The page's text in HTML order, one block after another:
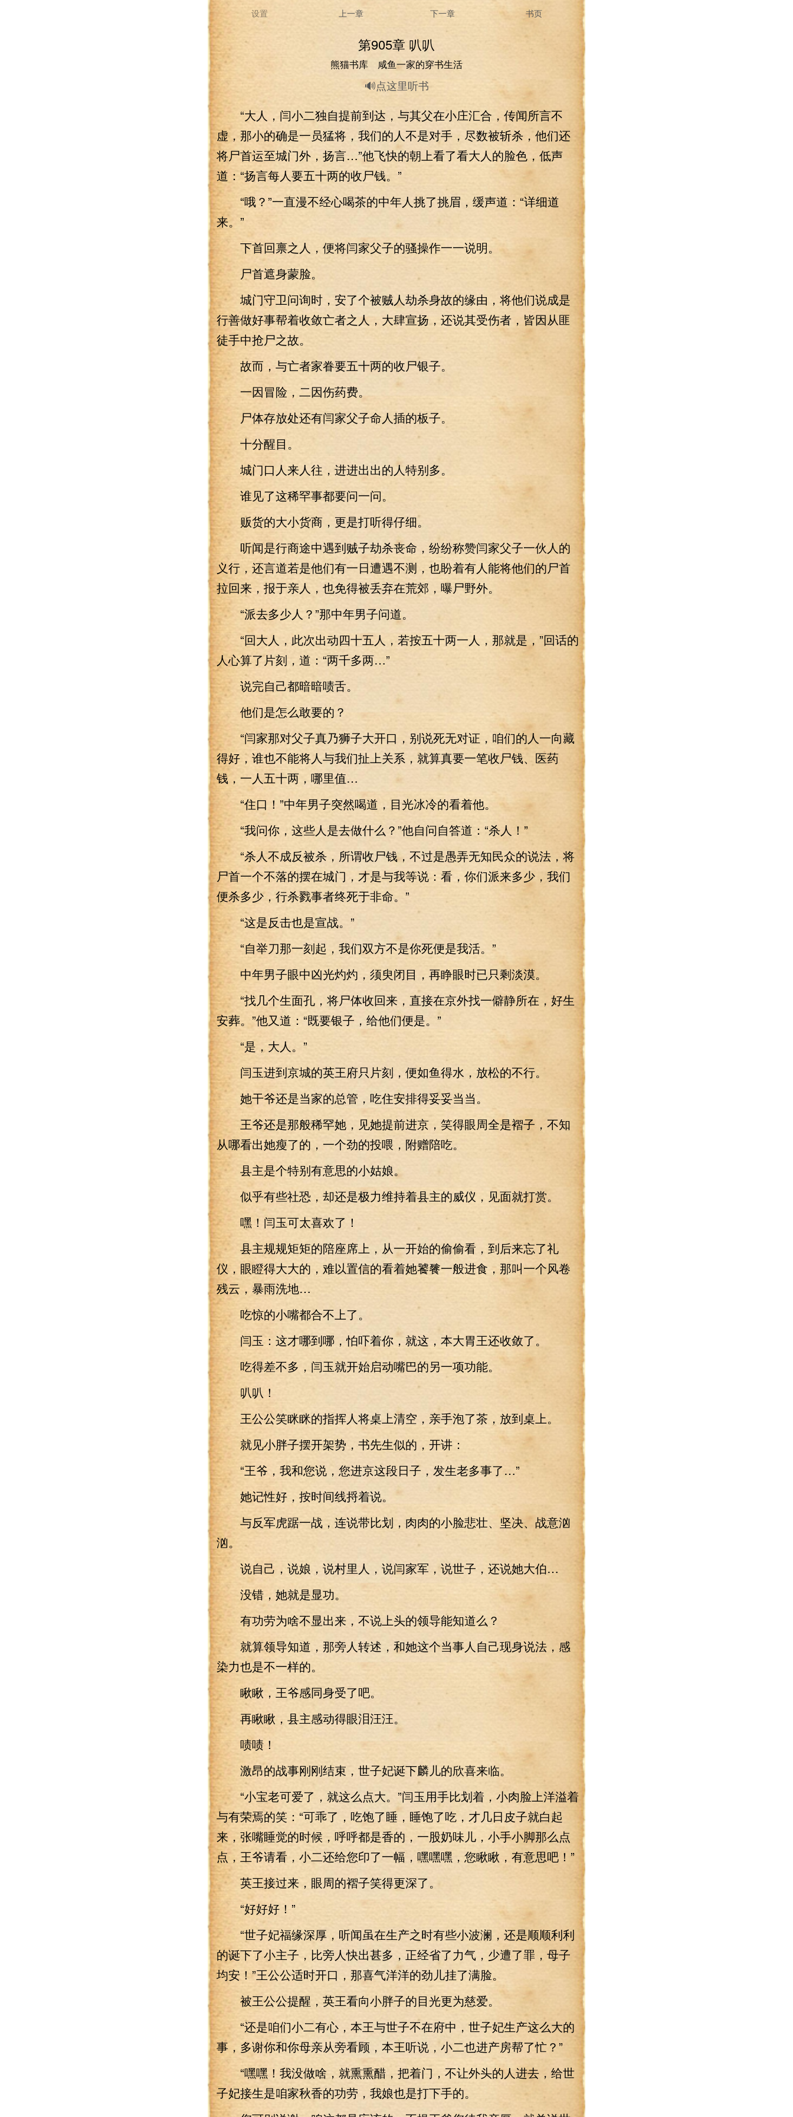
设置 上一章 下一章 书页
第905章 叭叭
熊猫书库 咸鱼一家的穿书生活
🔊点这里听书
“大人，闫小二独自提前到达，与其父在小庄汇合，传闻所言不
虚，那小的确是一员猛将，我们的人不是对手，尽数被斩杀，他们还
将尸首运至城门外，扬言…”他飞快的朝上看了看大人的脸色，低声
道：“扬言每人要五十两的收尸钱。”
“哦？”一直漫不经心喝茶的中年人挑了挑眉，缓声道：“详细道
来。”
下首回禀之人，便将闫家父子的骚操作一一说明。
尸首遮身蒙脸。
城门守卫问询时，安了个被贼人劫杀身故的缘由，将他们说成是
行善做好事帮着收敛亡者之人，大肆宣扬，还说其受伤者，皆因从匪
徒手中抢尸之故。
故而，与亡者家眷要五十两的收尸银子。
一因冒险，二因伤药费。
尸体存放处还有闫家父子命人插的板子。
十分醒目。
城门口人来人往，进进出出的人特别多。
谁见了这稀罕事都要问一问。
贩货的大小货商，更是打听得仔细。
听闻是行商途中遇到贼子劫杀丧命，纷纷称赞闫家父子一伙人的
义行，还言道若是他们有一日遭遇不测，也盼着有人能将他们的尸首
拉回来，报于亲人，也免得被丢弃在荒郊，曝尸野外。
“派去多少人？”那中年男子问道。
“回大人，此次出动四十五人，若按五十两一人，那就是，”回话的
人心算了片刻，道：“两千多两…”
说完自己都暗暗啧舌。
他们是怎么敢要的？
“闫家那对父子真乃狮子大开口，别说死无对证，咱们的人一向藏
得好，谁也不能将人与我们扯上关系，就算真要一笔收尸钱、医药
钱，一人五十两，哪里值…
“住口！”中年男子突然喝道，目光冰冷的看着他。
“我问你，这些人是去做什么？”他自问自答道：“杀人！”
“杀人不成反被杀，所谓收尸钱，不过是愚弄无知民众的说法，将
尸首一个不落的摆在城门，才是与我等说：看，你们派来多少，我们
便杀多少，行杀戮事者终死于非命。”
“这是反击也是宣战。”
“自举刀那一刻起，我们双方不是你死便是我活。”
中年男子眼中凶光灼灼，须臾闭目，再睁眼时已只剩淡漠。
“找几个生面孔，将尸体收回来，直接在京外找一僻静所在，好生
安葬。”他又道：“既要银子，给他们便是。”
“是，大人。”
闫玉进到京城的英王府只片刻，便如鱼得水，放松的不行。
她干爷还是当家的总管，吃住安排得妥妥当当。
王爷还是那般稀罕她，见她提前进京，笑得眼周全是褶子，不知
从哪看出她瘦了的，一个劲的投喂，附赠陪吃。
县主是个特别有意思的小姑娘。
似乎有些社恐，却还是极力维持着县主的威仪，见面就打赏。
嘿！闫玉可太喜欢了！
县主规规矩矩的陪座席上，从一开始的偷偷看，到后来忘了礼
仪，眼瞪得大大的，难以置信的看着她饕餮一般进食，那叫一个风卷
残云，暴雨洗地…
吃惊的小嘴都合不上了。
闫玉：这才哪到哪，怕吓着你，就这，本大胃王还收敛了。
吃得差不多，闫玉就开始启动嘴巴的另一项功能。
叭叭！
王公公笑眯眯的指挥人将桌上清空，亲手泡了茶，放到桌上。
就见小胖子摆开架势，书先生似的，开讲：
“王爷，我和您说，您进京这段日子，发生老多事了…”
她记性好，按时间线捋着说。
与反军虎踞一战，连说带比划，肉肉的小脸悲壮、坚决、战意汹
汹。
说自己，说娘，说村里人，说闫家军，说世子，还说她大伯…
没错，她就是显功。
有功劳为啥不显出来，不说上头的领导能知道么？
就算领导知道，那旁人转述，和她这个当事人自己现身说法，感
染力也是不一样的。
瞅瞅，王爷感同身受了吧。
再瞅瞅，县主感动得眼泪汪汪。
啧啧！
激昂的战事刚刚结束，世子妃诞下麟儿的欣喜来临。
“小宝老可爱了，就这么点大。”闫玉用手比划着，小肉脸上洋溢着
与有荣焉的笑：“可乖了，吃饱了睡，睡饱了吃，才几日皮子就白起
来，张嘴睡觉的时候，呼呼都是香的，一股奶味儿，小手小脚那么点
点，王爷请看，小二还给您印了一幅，嘿嘿嘿，您瞅瞅，有意思吧！”
英王接过来，眼周的褶子笑得更深了。
“好好好！”
“世子妃福缘深厚，听闻虽在生产之时有些小波澜，还是顺顺利利
的诞下了小主子，比旁人快出甚多，正经省了力气，少遭了罪，母子
均安！”王公公适时开口，那喜气洋洋的劲儿挂了满脸。
被王公公提醒，英王看向小胖子的目光更为慈爱。
“还是咱们小二有心，本王与世子不在府中，世子妃生产这么大的
事，多谢你和你母亲从旁看顾，本王听说，小二也进产房帮了忙？”
“嘿嘿！我没做啥，就熏熏醋，把着门，不让外头的人进去，给世
子妃接生是咱家秋香的功劳，我娘也是打下手的。